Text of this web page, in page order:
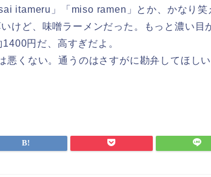
itameru」「miso ramen」とか、かなり笑
けど、味噌ラーメンだった。もっと濃い目
円だ、高すぎだよ。
悪くない。通うのはさすがに勘弁してほし